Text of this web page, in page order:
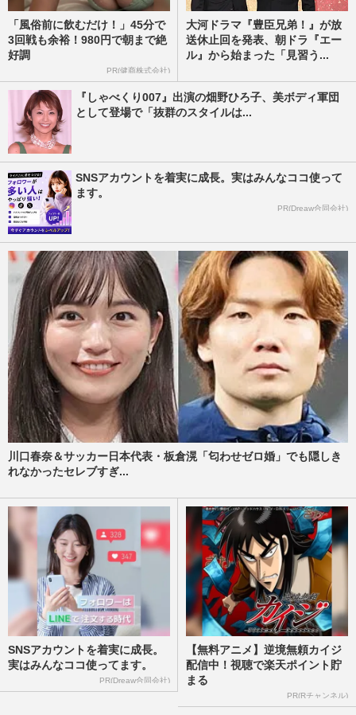
「風俗前に飲むだけ！」45分で
3回戦も余裕！980円で朝まで絶
好調
PR(健商株式会社)
大河ドラマ『豊臣兄弟！』が放
送休止回を発表、朝ドラ『エー
ル』から始まった「見習う...
『しゃべくり007』出演の畑野ひろ子、美ボディ軍団
として登場で「抜群のスタイルは...
SNSアカウントを着実に成長。実はみんなココ使って
ます。
PR(Dreaw合同会社)
川口春奈＆サッカー日本代表・板倉滉「匂わせゼロ婚」でも隠しき
れなかったセレブすぎ...
SNSアカウントを着実に成長。
実はみんなココ使ってます。
PR(Dreaw合同会社)
【無料アニメ】逆境無頼カイジ
配信中！視聴で楽天ポイント貯
まる
PR(Rチャンネル)